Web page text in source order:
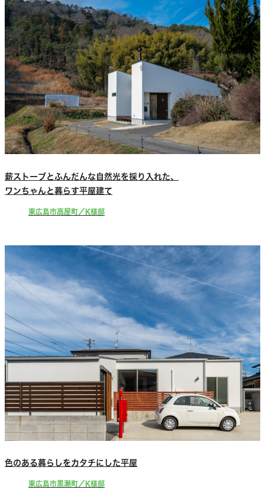
薪ストーブとふんだんな自然光を採り入れた、
ワンちゃんと暮らす平屋建て
東広島市高屋町／K様邸
色のある暮らしをカタチにした平屋
東広島市黒瀬町／K様邸